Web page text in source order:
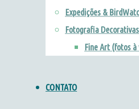
Expedições &
Fotografia
Fine Art (fotos à
CONTATO